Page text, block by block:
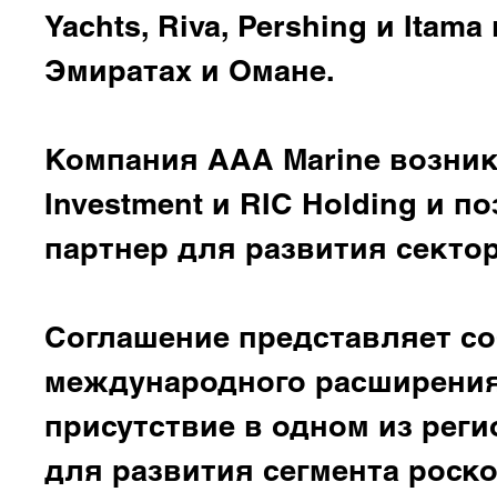
Yachts, Riva, Pershing и
Эмиратах и Омане.
Компания AAA Marine
Investment и RIC Holding и
партнер для развития
Соглашение представляет
международного
присутствие в одном из
для развития сегмента